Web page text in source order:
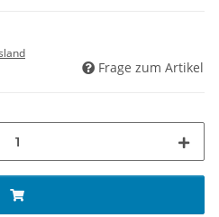
Frage zum Artikel